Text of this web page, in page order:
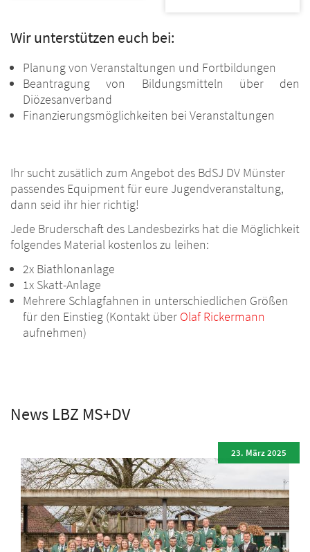
Wir unterstützen euch bei:
Planung von Veranstaltungen und Fortbildungen
Beantragung von Bildungsmitteln über den
Diözesanverband
Finanzierungsmöglichkeiten bei Veranstaltungen
Ihr sucht zusätlich zum Angebot des BdSJ DV Münster
passendes Equipment für eure Jugendveranstaltung,
dann seid ihr hier richtig!
Jede Bruderschaft des Landesbezirks hat die Möglichkeit
folgendes Material kostenlos zu leihen:
2x Biathlonanlage
1x Skatt-Anlage
Mehrere Schlagfahnen in unterschiedlichen Größen
für den Einstieg (Kontakt über Olaf Rickermann
aufnehmen)
News LBZ MS+DV
23. März 2025